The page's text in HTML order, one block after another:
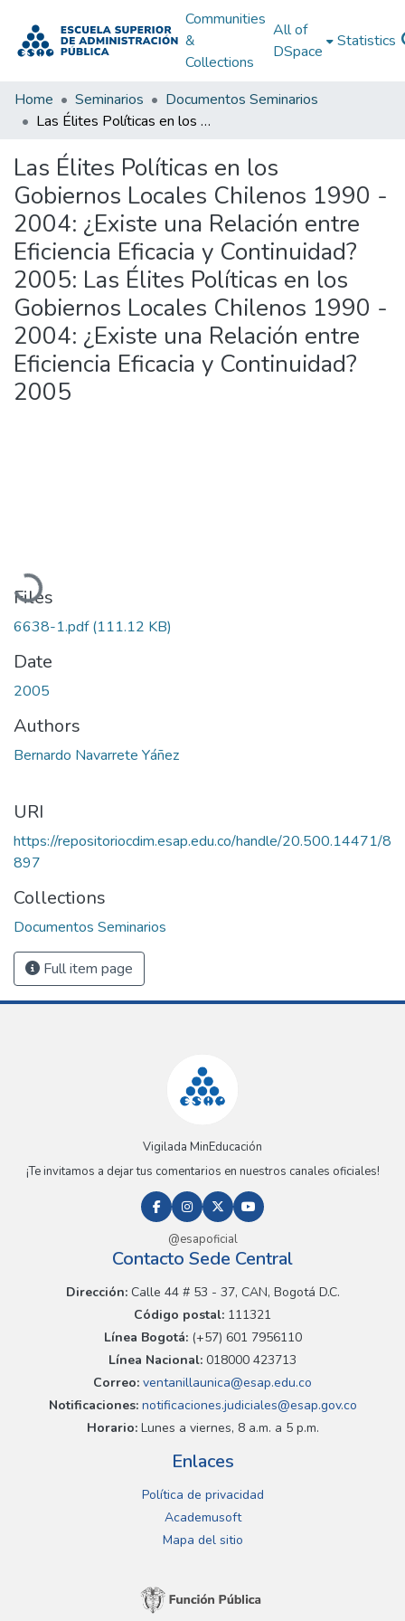
Communities
&
Collections
All of
DSpace
Statistics
Home Seminarios
Documentos Seminarios
Las Élites Políticas en los Gobiernos Locales Chilenos 1990 - 2004: ¿Existe una Relación entre Eficiencia Eficacia y Continuidad? 2005: Las Élites Políticas en los Gobiernos Locales Chilenos 1990 - 2004: ¿Existe una Relación entre Eficiencia Eficacia y Continuidad? 2005
Las Élites Políticas en los
Gobiernos Locales Chilenos 1990 -
2004: ¿Existe una Relación entre
Eficiencia Eficacia y Continuidad?
2005: Las Élites Políticas en los
Gobiernos Locales Chilenos 1990 -
2004: ¿Existe una Relación entre
Eficiencia Eficacia y Continuidad?
2005
Loading...
Files
6638-1.pdf(111.12 KB)
Date
2005
Authors
Bernardo Navarrete Yáñez
URI
https://repositoriocdim.esap.edu.co/handle/20.500.14471/8
897
Collections
Documentos Seminarios
Full item page
Vigilada MinEducación
¡Te invitamos a dejar tus comentarios en nuestros canales oficiales!
@esapoficial
Contacto Sede Central
Dirección:Calle 44 # 53 - 37, CAN, Bogotá D.C.
Código postal: 111321
Línea Bogotá:(+57) 601 7956110
Línea Nacional: 018000 423713
Correo: ventanillaunica@esap.edu.co
Notificaciones:notificaciones.judiciales@esap.gov.co
Horario:Lunes a viernes, 8 a.m. a 5 p.m.
Enlaces
Política de privacidad
Academusoft
Mapa del sitio